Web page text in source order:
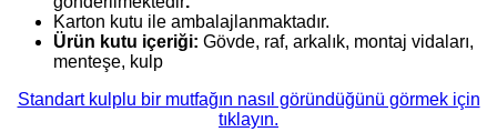
Karton kutu ile ambalajlanmaktadır.
Ürün kutu içeriği: Gövde, raf, arkalık, montaj vidaları,
menteşe, kulp
Standart kulplu bir mutfağın nasıl göründüğünü görmek için
tıklayın.